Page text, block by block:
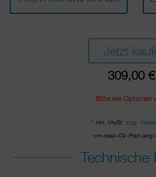
Jetzt
309,00
Bitte alle Optionen
* inkl. MwSt. zzgl.
xm-desk-09-iPad-lang-
Technische